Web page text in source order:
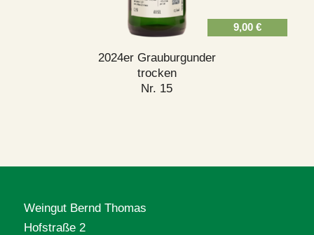
2024er Grauburgunder
trocken
Nr. 15
9,00€
Weingut Bernd Thomas
Hofstraße 2